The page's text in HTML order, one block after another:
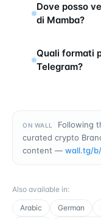
Dove posso
di Mamba?
Quali formati
Telegram?
ON WALL
Following
curated crypto
content — wall.tg/b/
Also available in:
Arabic
German